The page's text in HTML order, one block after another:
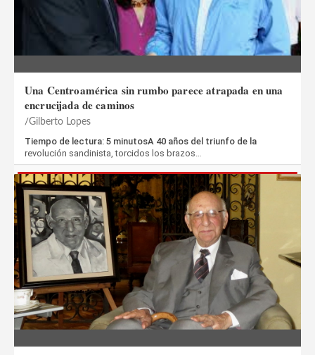
Una Centroamérica sin rumbo parece atrapada en una
encrucijada de caminos
Gilberto Lopes
Tiempo de lectura: 5 minutosA 40 años del triunfo de la
revolución sandinista, torcidos los brazos…